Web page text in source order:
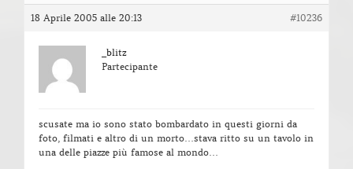
18 Aprile 2005 alle 20:13 #10236
_blitz
Partecipante
scusate ma io sono stato bombardato in questi giorni da
foto, filmati e altro di un morto…stava ritto su un tavolo in
una delle piazze più famose al mondo…